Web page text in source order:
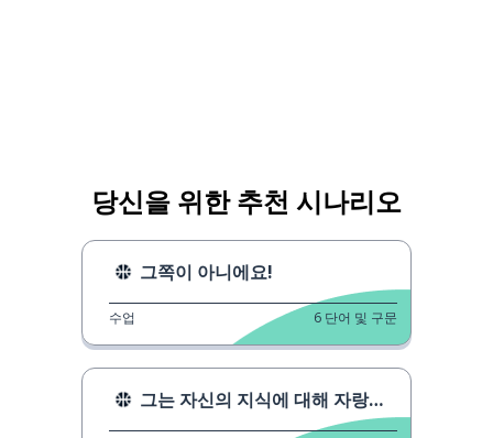
당신을 위한 추천 시나리오
그쪽이 아니에요!
수업 6 단어 및 구문
그는 자신의 지식에 대해 자랑합니다